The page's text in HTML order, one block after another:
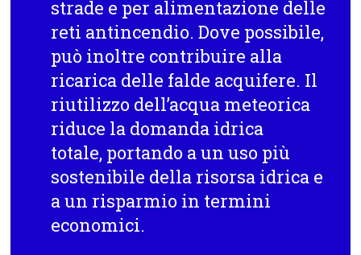
strade e per alimentazione delle
reti antincendio. Dove possibile,
può inoltre contribuire alla
ricarica delle falde acquifere. Il
riutilizzo dell’acqua meteorica
riduce la domanda idrica
totale, portando a un uso più
sostenibile della risorsa idrica e
a un risparmio in termini
economici.